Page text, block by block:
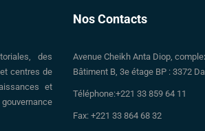
des
centres de
et
Nos Contacts
Avenue Cheikh Anta Diop,
Bâtiment B, 3e étage BP : 3372
Téléphone:+221 33 859 64 11
Fax: +221 33 864 68 32